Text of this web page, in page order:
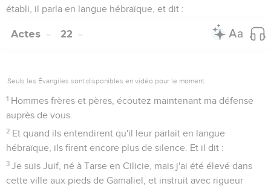
établi, il parla en langue hébraïque, et dit :
Actes 22
Seuls les Évangiles sont disponibles en vidéo pour le moment.
1 Hommes frères et pères, écoutez maintenant ma défense
auprès de vous.
2 Et quand ils entendirent qu'il leur parlait en langue
hébraïque, ils firent encore plus de silence. Et il dit :
3 Je suis Juif, né à Tarse en Cilicie, mais j'ai été élevé dans
cette ville aux pieds de Gamaliel, et instruit avec rigueur